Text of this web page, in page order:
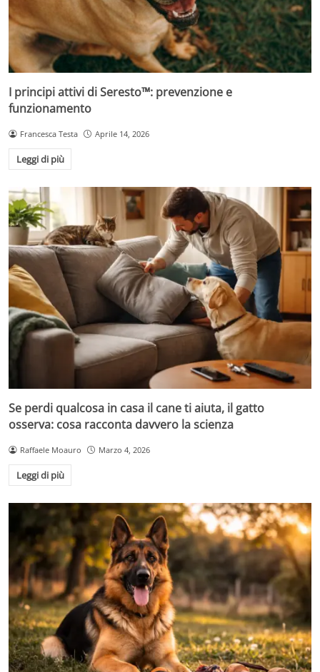
I principi attivi di Seresto™: prevenzione e
funzionamento
Francesca Testa Aprile 14, 2026
Leggi di più
Se perdi qualcosa in casa il cane ti aiuta, il gatto
osserva: cosa racconta davvero la scienza
Raffaele Moauro Marzo 4, 2026
Leggi di più